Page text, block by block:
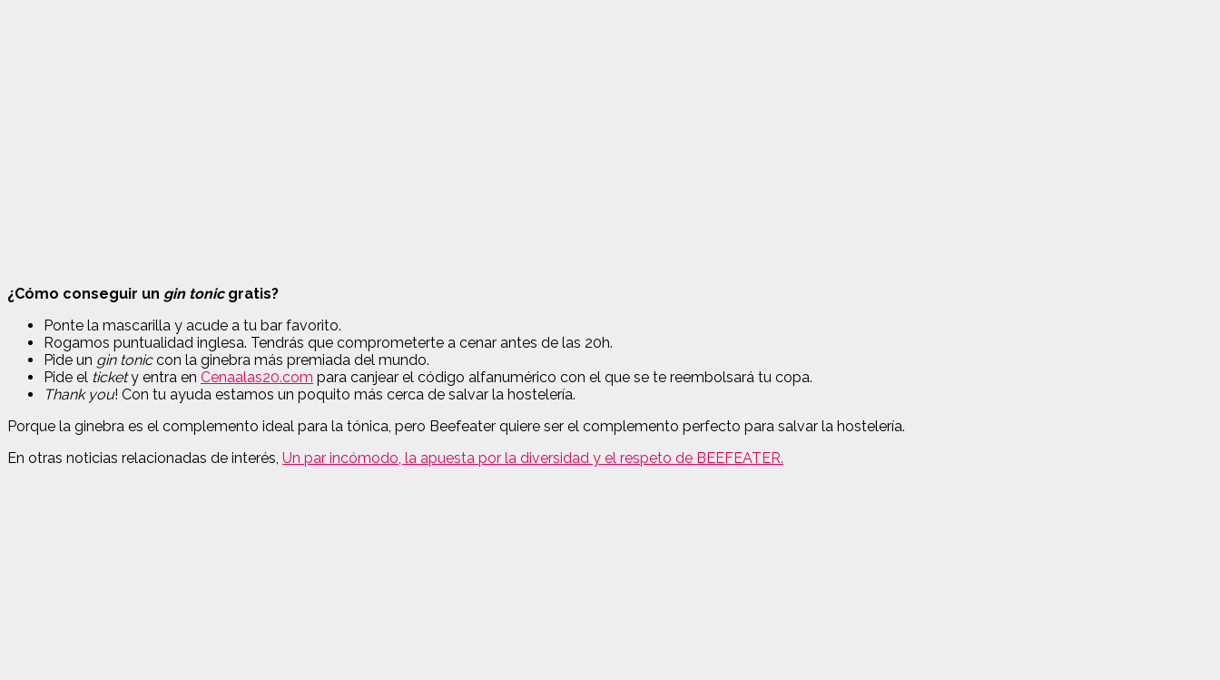
¿Cómo conseguir un gin tonicgratis?
Ponte la mascarilla y acude a tu bar favorito.
Rogamos puntualidad inglesa. Tendrás que comprometerte a cenar antes de las 20h.
Pide un gin toniccon la ginebra más premiada del mundo.
Pide el tickety entra en Cenaalas20.com para canjear el código alfanumérico con el que se te reembolsará tu copa.
Thank you! Con tu ayuda estamos un poquito más cerca de salvar la hostelería.
Porque la ginebra es el complemento ideal para la tónica, pero Beefeater quiere ser el complemento perfecto para salvar la hostelería.
En otras noticias relacionadas de interés, Un par incómodo, la apuesta por la diversidad y el respeto de BEEFEATER.